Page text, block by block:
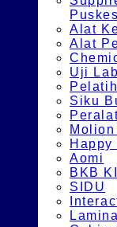
Alat
Alat
Uji
Siku
Molion
Happy
Aomi
BKB
SIDU